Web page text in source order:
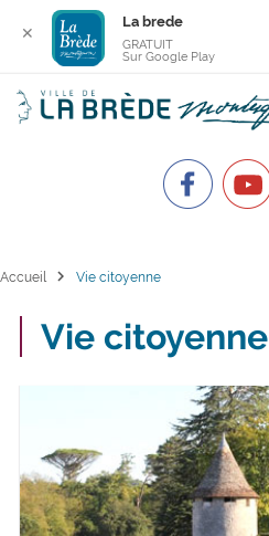
Accueil chevron_right Vie citoyenne
Vie citoyenne
✕
La brede
GRATUIT
Sur Google Play